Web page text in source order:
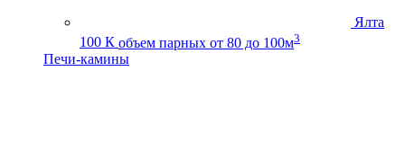
Ялта
100 К объем парных от 80 до 100м3
Печи-камины